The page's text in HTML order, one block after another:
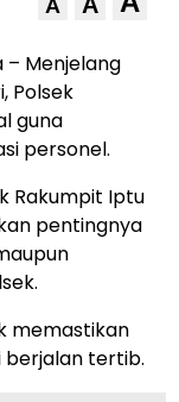
A
– Menjelang
Polsek
guna
personel.
Rakumpit Iptu
pentingnya
memastikan
berjalan tertib.